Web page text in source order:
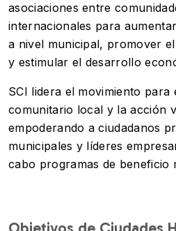
asociaciones entre
internacionales para
a nivel municipal, promover
y estimular el desarrollo
SCI lidera el movimiento para
comunitario local y la acción
empoderando a ciudadanos
municipales y líderes
cabo programas de beneficio